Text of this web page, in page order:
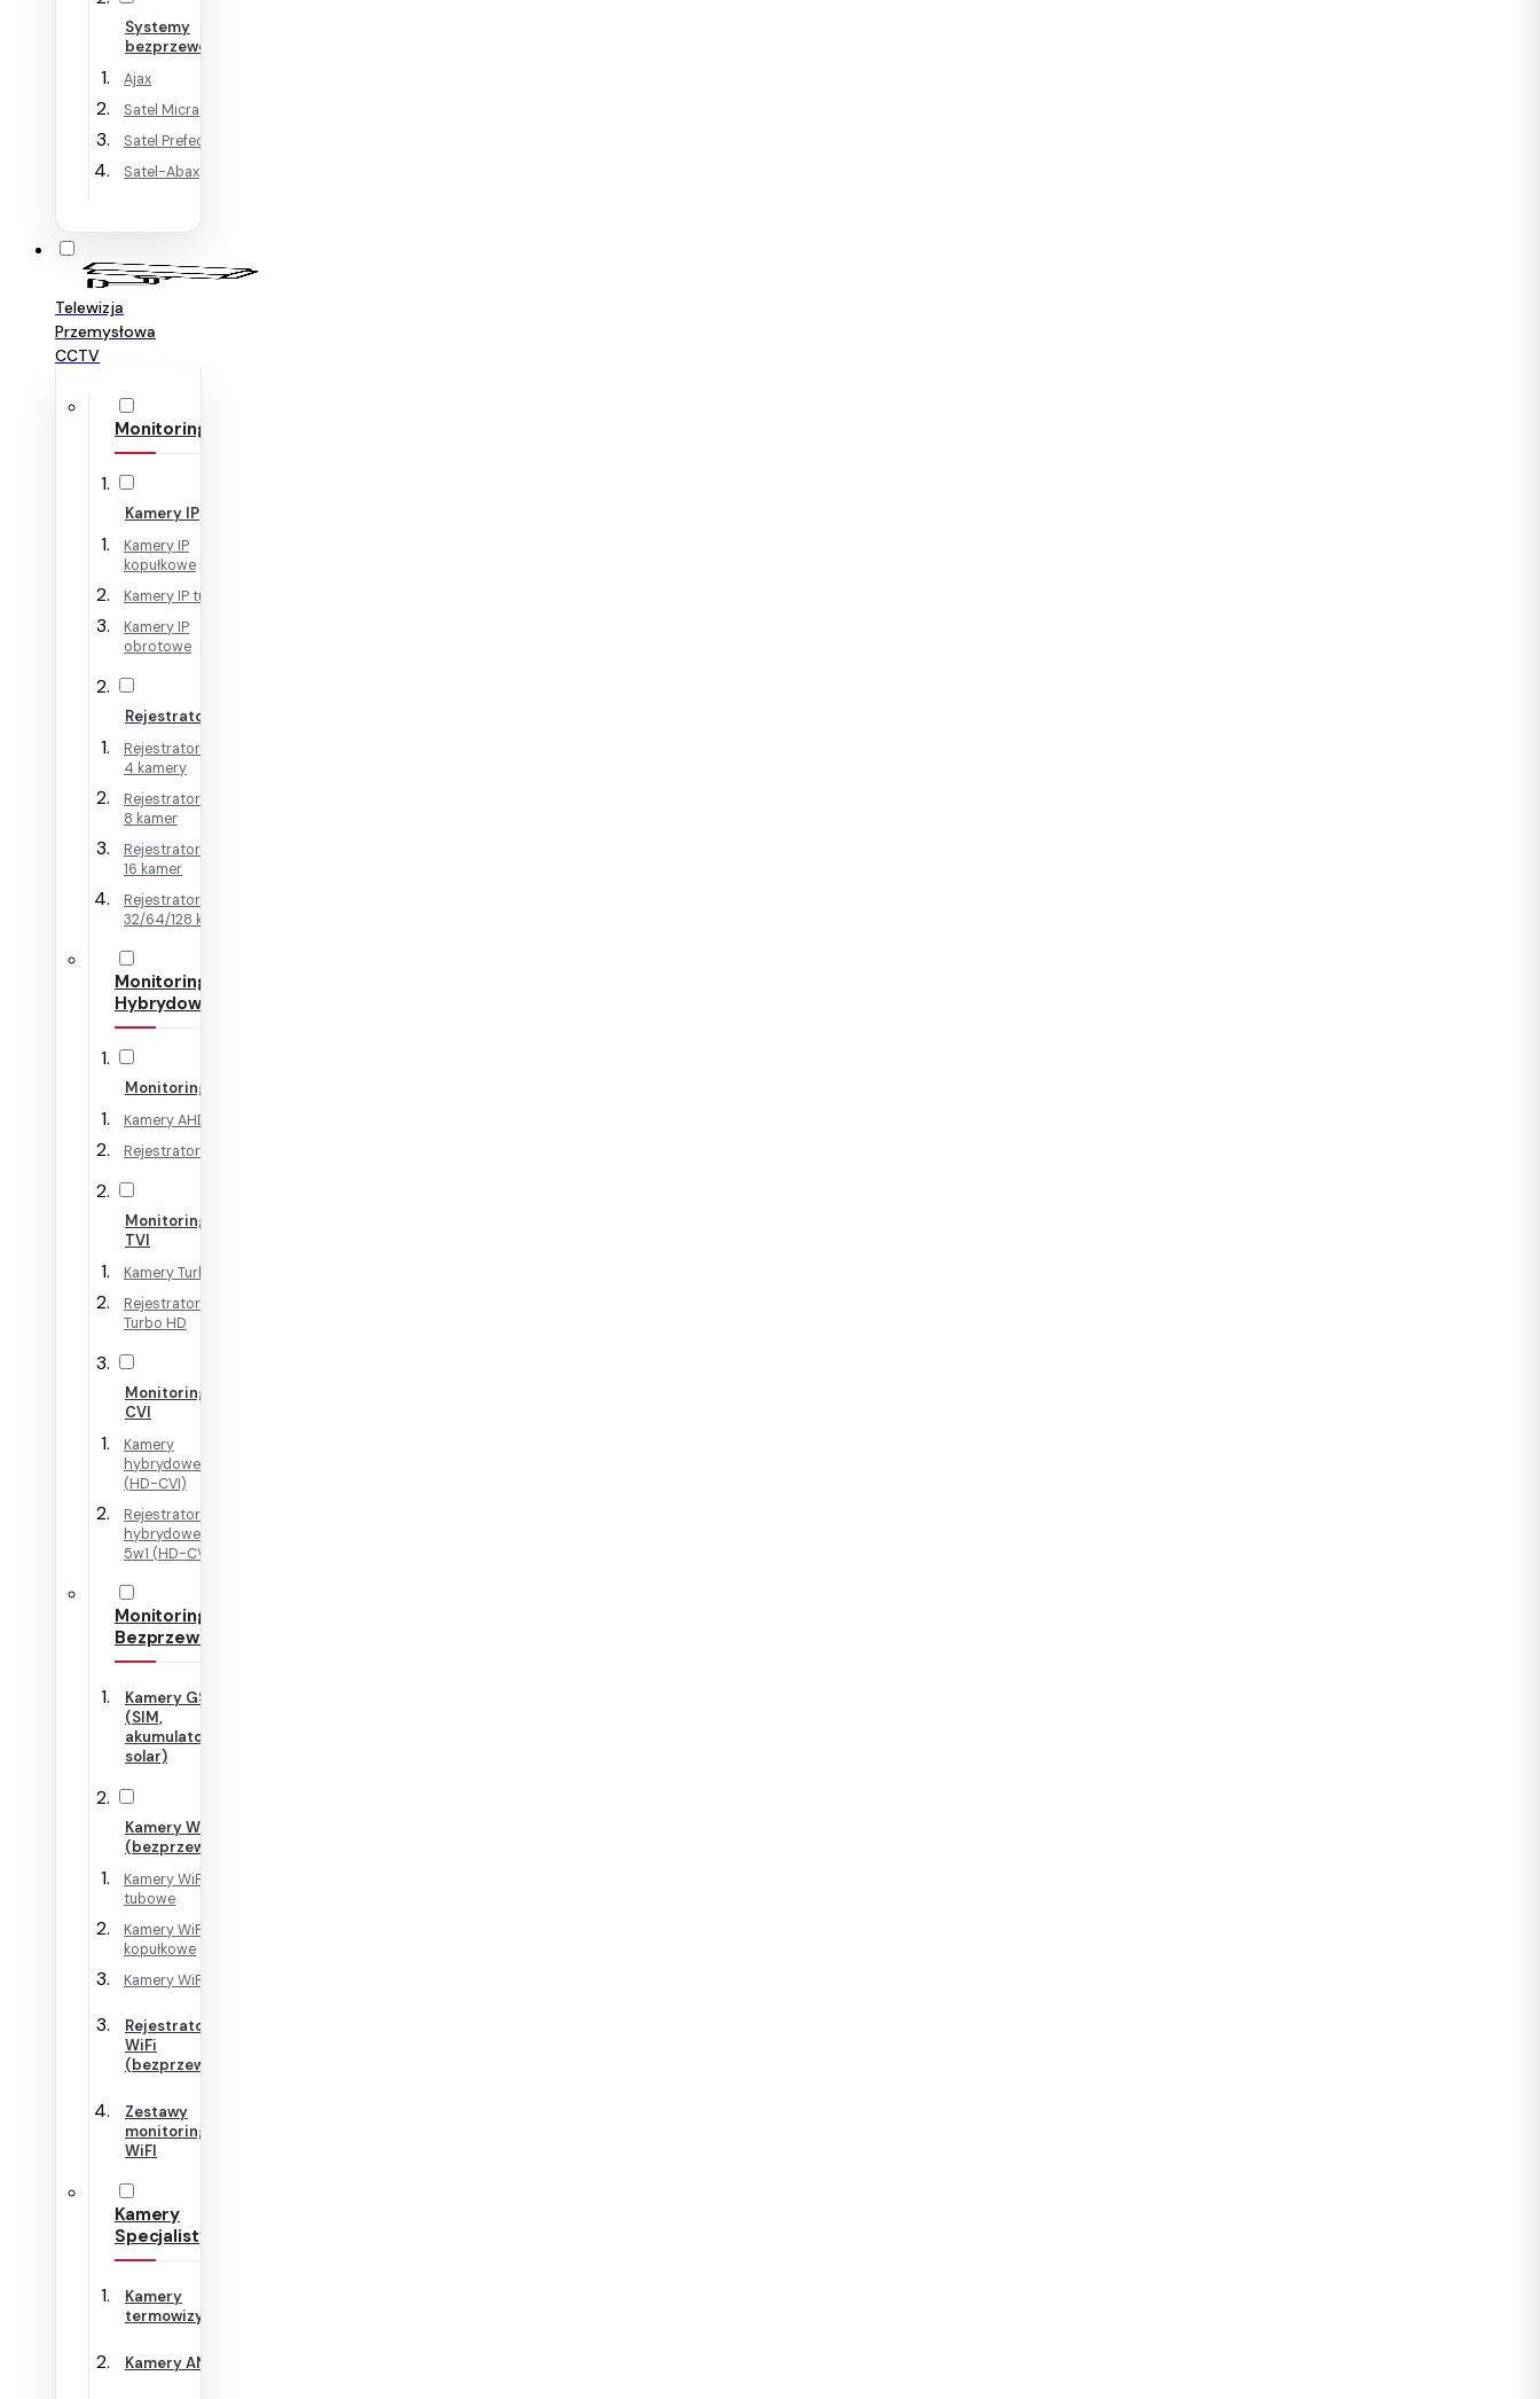
Systemy
bezprzewodowe
Ajax
Satel Micra
Satel Prefecta WRL
Satel-Abax
Telewizja
Przemysłowa
CCTV
Monitoring IP
Kamery IP
Kamery IP
kopułkowe
Kamery IP tubowe
Kamery IP
obrotowe
Rejestratory IP
Rejestratory IP na
4 kamery
Rejestratory IP na
8 kamer
Rejestratory IP na
16 kamer
Rejestratory IP na
32/64/128 kamer
Monitoring
Hybrydowy
Monitoring AHD
Kamery AHD
Rejestratory AHD
Monitoring HD-
TVI
Kamery Turbo HD
Rejestratory
Turbo HD
Monitoring HD-
CVI
Kamery
hybrydowe 4w1
(HD-CVI)
Rejestratory
hybrydowe + IP
5w1 (HD-CVI)
Monitoring
Bezprzewodowy
Kamery GSM
(SIM,
akumulator,
solar)
Kamery WiFi
(bezprzewodowe)
Kamery WiFi
tubowe
Kamery WiFi
kopułkowe
Kamery WiFi Cube
Rejestratory
WiFi
(bezprzewodowe)
Zestawy
monitoringu
WiFI
Kamery
Specjalistyczne
Kamery
termowizyjne
Kamery ANPR